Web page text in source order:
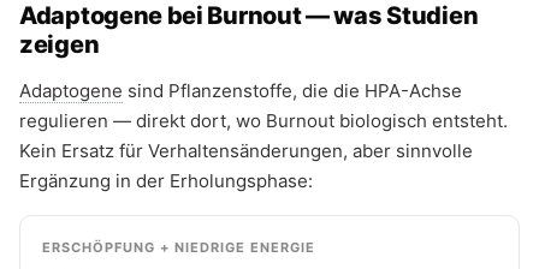
Adaptogene bei Burnout — was Studien
zeigen
Adaptogene sind Pflanzenstoffe, die die HPA-Achse
regulieren — direkt dort, wo Burnout biologisch entsteht.
Kein Ersatz für Verhaltensänderungen, aber sinnvolle
Ergänzung in der Erholungsphase:
ERSCHÖPFUNG + NIEDRIGE ENERGIE